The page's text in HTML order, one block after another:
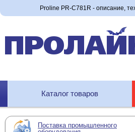
Proline PR-C781R - описание,
Каталог товаров
Поставка промышленного